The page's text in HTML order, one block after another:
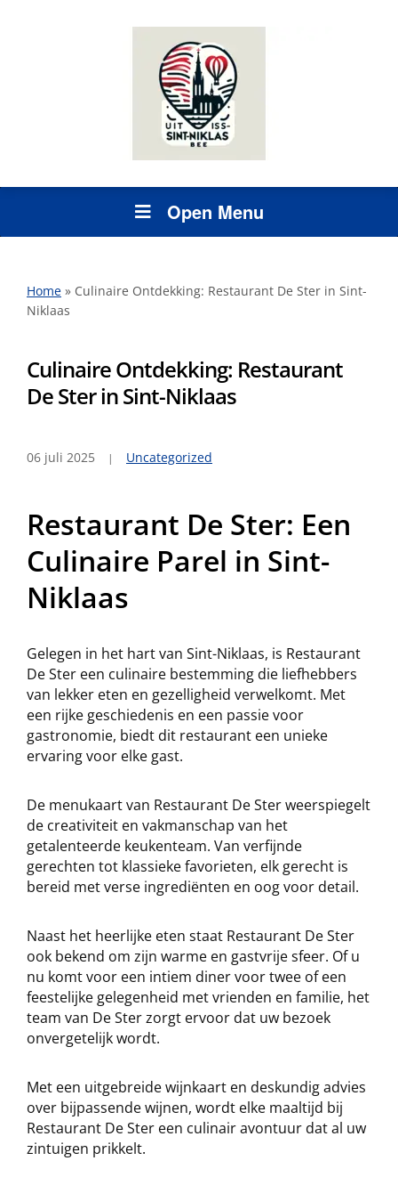
Open Menu
Home » Culinaire Ontdekking: Restaurant De Ster in Sint-
Niklaas
Culinaire Ontdekking: Restaurant
De Ster in Sint-Niklaas
06 juli 2025 Uncategorized
Restaurant De Ster: Een
Culinaire Parel in Sint-
Niklaas
Gelegen in het hart van Sint-Niklaas, is Restaurant
De Ster een culinaire bestemming die liefhebbers
van lekker eten en gezelligheid verwelkomt. Met
een rijke geschiedenis en een passie voor
gastronomie, biedt dit restaurant een unieke
ervaring voor elke gast.
De menukaart van Restaurant De Ster weerspiegelt
de creativiteit en vakmanschap van het
getalenteerde keukenteam. Van verfijnde
gerechten tot klassieke favorieten, elk gerecht is
bereid met verse ingrediënten en oog voor detail.
Naast het heerlijke eten staat Restaurant De Ster
ook bekend om zijn warme en gastvrije sfeer. Of u
nu komt voor een intiem diner voor twee of een
feestelijke gelegenheid met vrienden en familie, het
team van De Ster zorgt ervoor dat uw bezoek
onvergetelijk wordt.
Met een uitgebreide wijnkaart en deskundig advies
over bijpassende wijnen, wordt elke maaltijd bij
Restaurant De Ster een culinair avontuur dat al uw
zintuigen prikkelt.